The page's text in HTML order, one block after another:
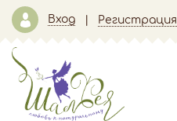
Вход Регистрация